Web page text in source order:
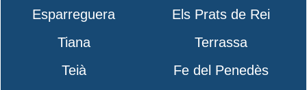
Esparreguera
Els Prats de Rei
Tiana
Terrassa
Teià
Fe del Penedès